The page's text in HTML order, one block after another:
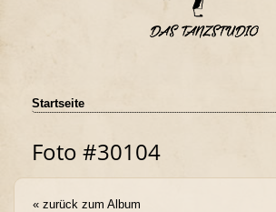
Startseite
Foto #30104
« zurück zum Album